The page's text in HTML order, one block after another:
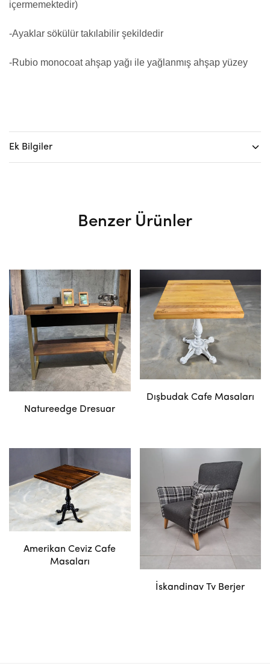
içermemektedir)
-Ayaklar sökülür takılabilir şekildedir
-Rubio monocoat ahşap yağı ile yağlanmış ahşap yüzey
Ek Bilgiler
Benzer Ürünler
Natureedge Dresuar
Dışbudak Cafe Masaları
Amerikan Ceviz Cafe
Masaları
İskandinav Tv Berjer